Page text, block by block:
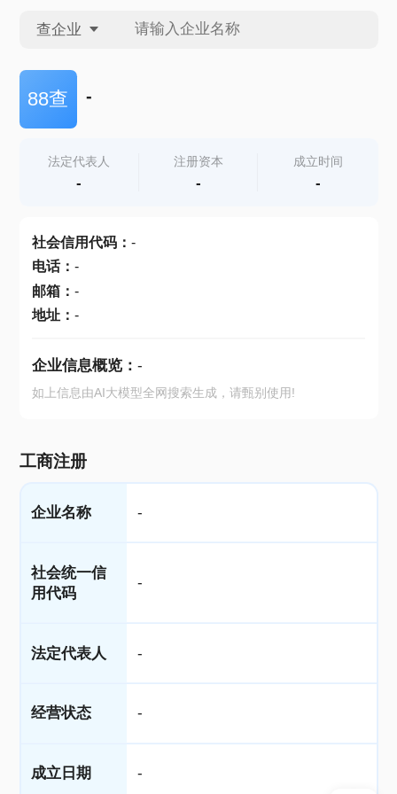
查企业
查企业
查产地
88查 -
法定代表人
-
注册资本
-
成立时间
-
社会信用代码： -
电话： -
邮箱： -
地址： -
企业信息概览： -
如上信息由AI大模型全网搜索生成，请甄别使用!
工商注册
企业名称 -
社会统一信
用代码
-
法定代表人 -
经营状态 -
成立日期 -